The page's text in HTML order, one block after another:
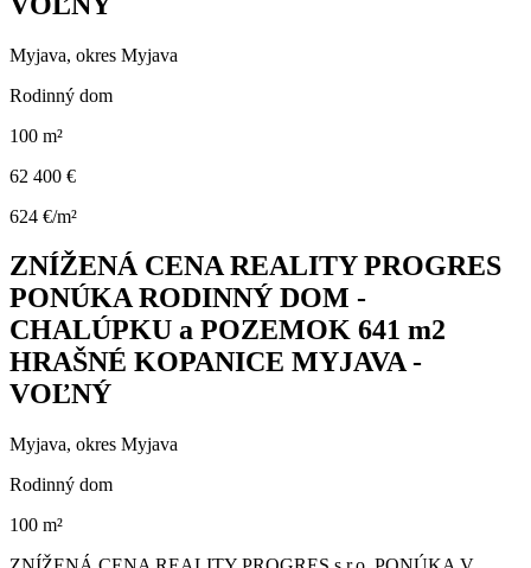
Myjava, okres Myjava
Rodinný dom
100 m²
62 400 €
624 €/m²
ZNÍŽENÁ CENA REALITY PROGRES
PONÚKA RODINNÝ DOM -
CHALÚPKU a POZEMOK 641 m2
HRAŠNÉ KOPANICE MYJAVA -
VOĽNÝ
Myjava, okres Myjava
Rodinný dom
100 m²